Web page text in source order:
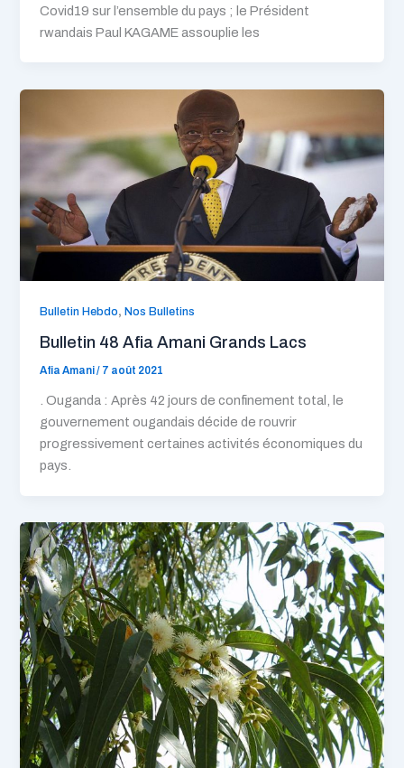
Covid19 sur l’ensemble du pays ; le Président
rwandais Paul KAGAME assouplie les
Bulletin Hebdo,Nos Bulletins
Bulletin 48 Afia Amani Grands Lacs
Afia Amani/ 7 août 2021
. Ouganda : Après 42 jours de confinement total, le
gouvernement ougandais décide de rouvrir
progressivement certaines activités économiques du
pays.